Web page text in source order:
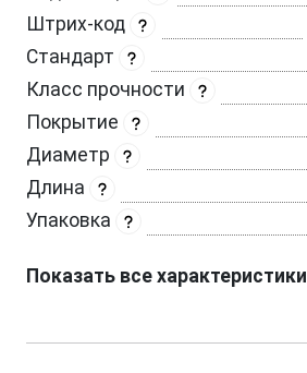
Штрих-код
Стандарт
Класс прочности
Покрытие
Диаметр
Длина
Упаковка
Показать все характеристики